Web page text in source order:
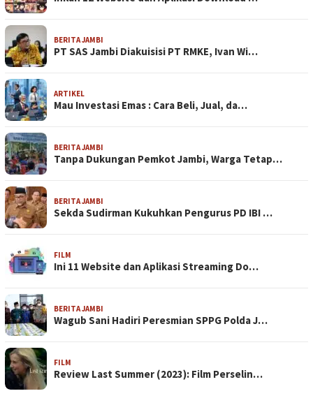
BERITA JAMBI
PT SAS Jambi Diakuisisi PT RMKE, Ivan Wi…
ARTIKEL
Mau Investasi Emas : Cara Beli, Jual, da…
BERITA JAMBI
Tanpa Dukungan Pemkot Jambi, Warga Tetap…
BERITA JAMBI
Sekda Sudirman Kukuhkan Pengurus PD IBI …
FILM
Ini 11 Website dan Aplikasi Streaming Do…
BERITA JAMBI
Wagub Sani Hadiri Peresmian SPPG Polda J…
FILM
Review Last Summer (2023): Film Perselin…